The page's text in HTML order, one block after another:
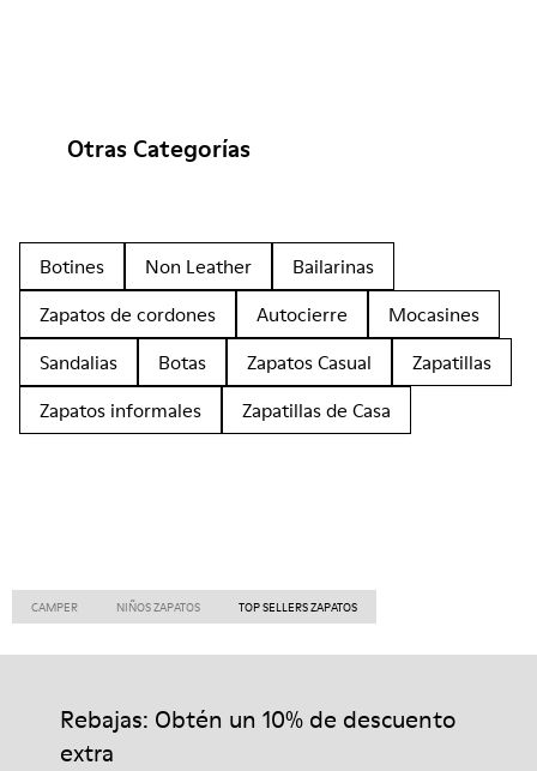
Otras Categorías
Botines Non Leather
Bailarinas
Zapatos de cordones
Autocierre
Mocasines
Sandalias
Botas Zapatos Casual
Zapatillas
Zapatos informales
Zapatillas de Casa
CAMPER NIÑOS ZAPATOS TOP SELLERS ZAPATOS
Rebajas: Obtén un 10% de descuento
extra